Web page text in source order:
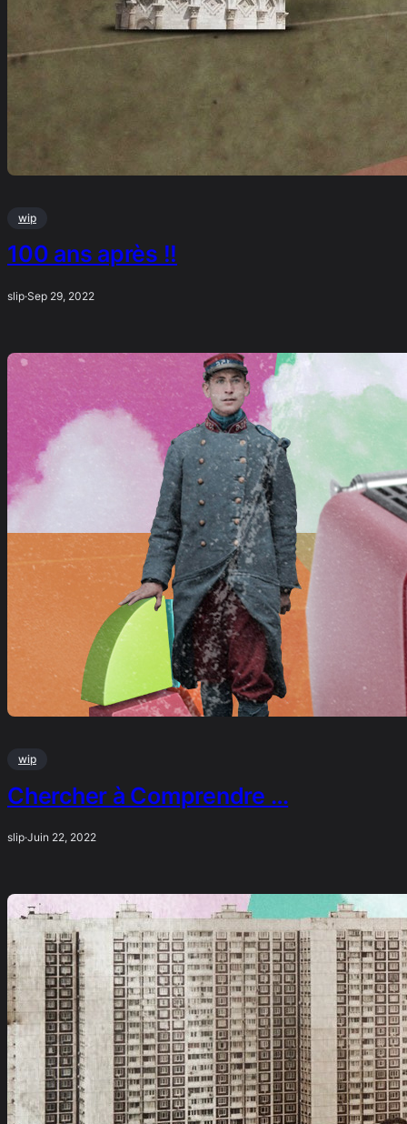
wip
100 ans après !!
slip·Sep 29, 2022
wip
Chercher à Comprendre …
slip·Juin 22, 2022